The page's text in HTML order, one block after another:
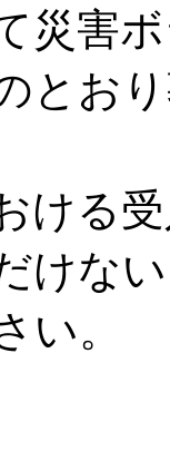
災害
とお
ける
けな
い。